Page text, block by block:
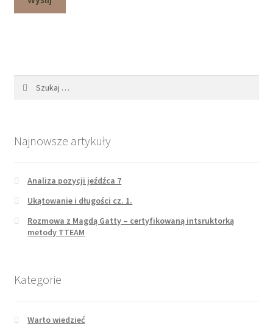
Najnowsze artykuły
Analiza pozycji jeźdźca 7
Ukątowanie i długości cz. 1.
Rozmowa z Magdą Gatty – certyfikowaną intsruktorką
metody TTEAM
Kategorie
Warto wiedzieć